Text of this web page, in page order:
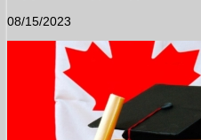
08/15/2023